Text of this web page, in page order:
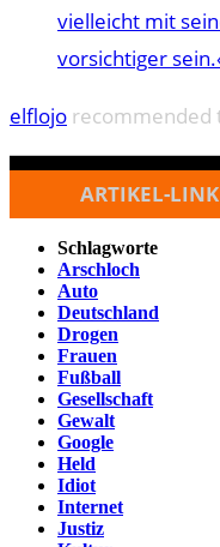
vielleicht mit
vorsichtiger
elflojo recommended
ARTIKEL-
Schlagworte
Arschloch
Auto
Deutschland
Drogen
Frauen
Fußball
Gesellschaft
Gewalt
Google
Held
Idiot
Internet
Justiz